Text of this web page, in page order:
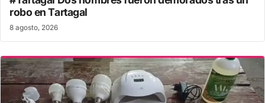
robo en Tartagal
8 agosto, 2026